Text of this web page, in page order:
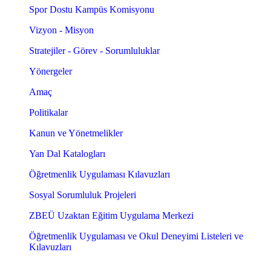
Spor Dostu Kampüs Komisyonu
Vizyon - Misyon
Stratejiler - Görev - Sorumluluklar
Yönergeler
Amaç
Politikalar
Kanun ve Yönetmelikler
Yan Dal Katalogları
Öğretmenlik Uygulaması Kılavuzları
Sosyal Sorumluluk Projeleri
ZBEÜ Uzaktan Eğitim Uygulama Merkezi
Öğretmenlik Uygulaması ve Okul Deneyimi Listeleri ve
Kılavuzları